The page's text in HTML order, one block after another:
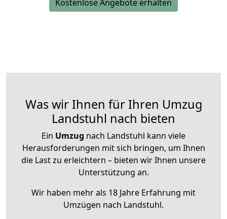
Kostenlose Angebote erhalten
Was wir Ihnen für Ihren Umzug
Landstuhl nach bieten
Ein Umzug nach Landstuhl kann viele
Herausforderungen mit sich bringen, um Ihnen
die Last zu erleichtern – bieten wir Ihnen unsere
Unterstützung an.
Wir haben mehr als 18 Jahre Erfahrung mit
Umzügen nach Landstuhl.